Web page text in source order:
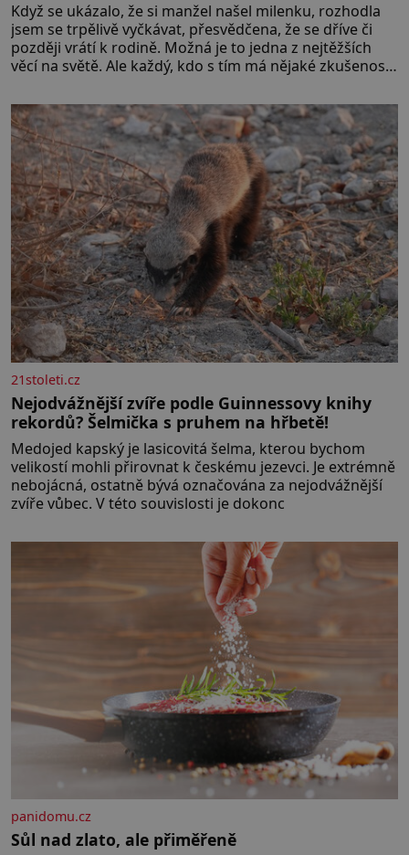
Když se ukázalo, že si manžel našel milenku, rozhodla
jsem se trpělivě vyčkávat, přesvědčena, že se dříve či
později vrátí k rodině. Možná je to jedna z nejtěžších
věcí na světě. Ale každý, kdo s tím má nějaké zkušenosti,
Když se ke mně doneslo, že si manžel pořídil milenku,
21stoleti.cz
Nejodvážnější zvíře podle Guinnessovy knihy
rekordů? Šelmička s pruhem na hřbetě!
Medojed kapský je lasicovitá šelma, kterou bychom
velikostí mohli přirovnat k českému jezevci. Je extrémně
nebojácná, ostatně bývá označována za nejodvážnější
zvíře vůbec. V této souvislosti je dokonc
panidomu.cz
Sůl nad zlato, ale přiměřeně